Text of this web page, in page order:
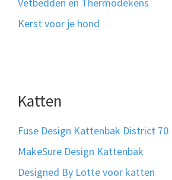
Vetbedden en Thermodekens
Kerst voor je hond
Katten
Fuse Design Kattenbak District 70
MakeSure Design Kattenbak
Designed By Lotte voor katten